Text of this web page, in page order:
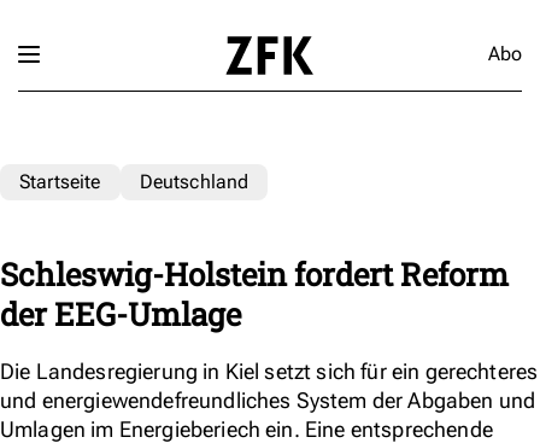
Abo
Startseite Deutschland
Schleswig-Holstein fordert Reform
der EEG-Umlage
Die Landesregierung in Kiel setzt sich für ein gerechteres
und energiewendefreundliches System der Abgaben und
Umlagen im Energieberiech ein. Eine entsprechende